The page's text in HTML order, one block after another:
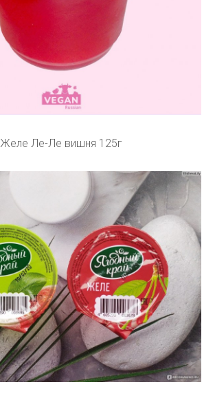
Желе Ле-Ле вишня 125г